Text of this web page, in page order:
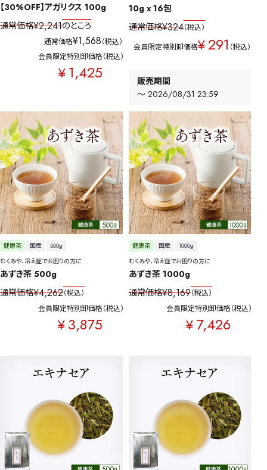
【30%OFF】アガリクス 100g
通常価格¥2,241のところ
通常価格¥1,568 税込
会員限定特別卸価格
¥1,425
税込
10g x 16包
通常価格¥324 税込
会員限定特別卸価格¥291 税込
販売期間
〜 2026/08/31 23:59
健康茶 国産
500g
むくみや、冷え症でお困りの方に
あずき茶 500g
通常価格¥4,262 税込
会員限定特別卸価格
¥3,875
税込
健康茶 国産
1000g
むくみや、冷え症でお困りの方に
あずき茶 1000g
通常価格¥8,169 税込
会員限定特別卸価格
¥7,426
税込